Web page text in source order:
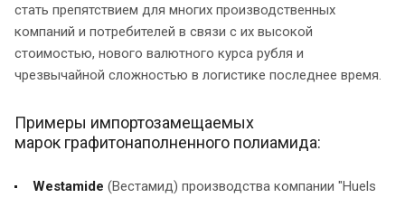
стать препятствием для многих производственных
компаний и потребителей в связи с их высокой
стоимостью, нового валютного курса рубля и
чрезвычайной сложностью в логистике последнее время.
Примеры импортозамещаемых
марок графитонаполненного полиамида:
Westamidе (Вестамид) производства компании "Huels